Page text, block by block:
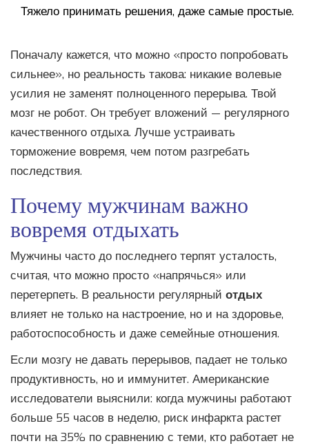
Тяжело принимать решения, даже самые простые.
Поначалу кажется, что можно «просто попробовать
сильнее», но реальность такова: никакие волевые
усилия не заменят полноценного перерыва. Твой
мозг не робот. Он требует вложений — регулярного
качественного отдыха. Лучше устраивать
торможение вовремя, чем потом разгребать
последствия.
Почему мужчинам важно
вовремя отдыхать
Мужчины часто до последнего терпят усталость,
считая, что можно просто «напрячься» или
перетерпеть. В реальности регулярный отдых
влияет не только на настроение, но и на здоровье,
работоспособность и даже семейные отношения.
Если мозгу не давать перерывов, падает не только
продуктивность, но и иммунитет. Американские
исследователи выяснили: когда мужчины работают
больше 55 часов в неделю, риск инфаркта растет
почти на 35% по сравнению с теми, кто работает не